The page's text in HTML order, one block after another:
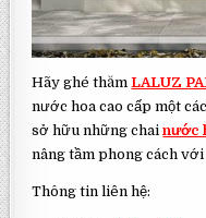
Hãy ghé thăm LALUZ
nước hoa cao cấp một
sở hữu những chainước
nâng tầm phong cách
Thông tin liên hệ: